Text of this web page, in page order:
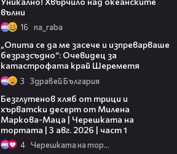
вълни
16 na_raba
„Опита се да ме засече и изпреварваше
безразсъдно“: Очевидец за
катастрофата край Шереметя
3 Здравей България
Безглутенов хляб от трици и
хърватски десерт от Милена
Маркова-Маца | Черешката на
тортата | 3 авг. 2026 | част 1
4 Черешката на тортата